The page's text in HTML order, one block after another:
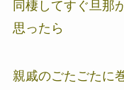
同棲してすぐ旦那
思ったら
親戚のごたごたに